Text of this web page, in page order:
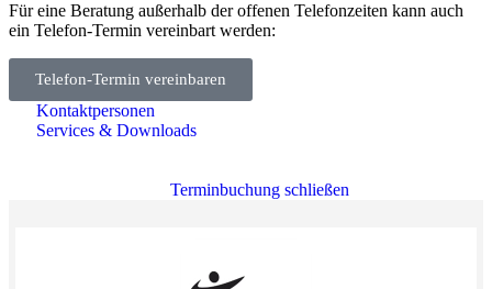
Für eine Beratung außerhalb der offenen Telefonzeiten kann auch
ein Telefon-Termin vereinbart werden:
Telefon-Termin vereinbaren
Kontaktpersonen
Services & Downloads
Terminbuchung schließen